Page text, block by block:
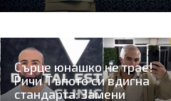
Сърце юнашко не трае!
Ричи Тъпото си вдигна
стандарта: Замени